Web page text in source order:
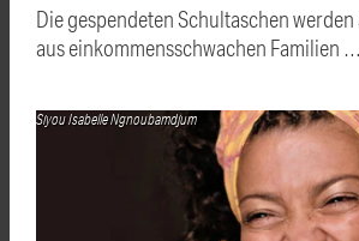
Die gespendeten Schultaschen
aus einkommensschwachen Familien …
Siyou Isabelle Ngnoubamdjum